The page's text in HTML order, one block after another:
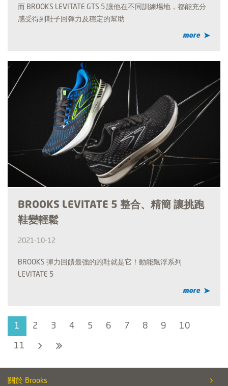
而 BROOKS LEVITATE GTS 5 讓他在不同訓練場地，都能充分
感受得到鞋子回彈力及穩定的幫助
more
BROOKS LEVITATE 5 整合、精簡 讓挑跑
鞋變輕鬆
2021-10-12
BROOKS 彈力回饋最強的跑鞋就是它！動能飄浮系列
LEVITATE 5
more
1 2 3 4 5 6 7 8 9 10
11
關於 Brooks